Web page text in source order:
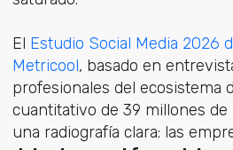
El Estudio Social Media 2026
Metricool, basado en
profesionales del ecosistema
cuantitativo de 39 millones
una radiografía clara: las